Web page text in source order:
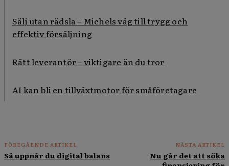
Sälj utan rädsla – Michels väg till trygg och
effektiv försäljning
Rätt leverantör – viktigare än du tror
AI kan bli en tillväxtmotor för småföretagare
FÖREGÅENDE ARTIKEL
Så uppnår du digital balans
NÄSTA ARTIKEL
Nu går det att söka